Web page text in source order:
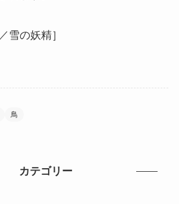
雪の妖精］
鳥
カテゴリー